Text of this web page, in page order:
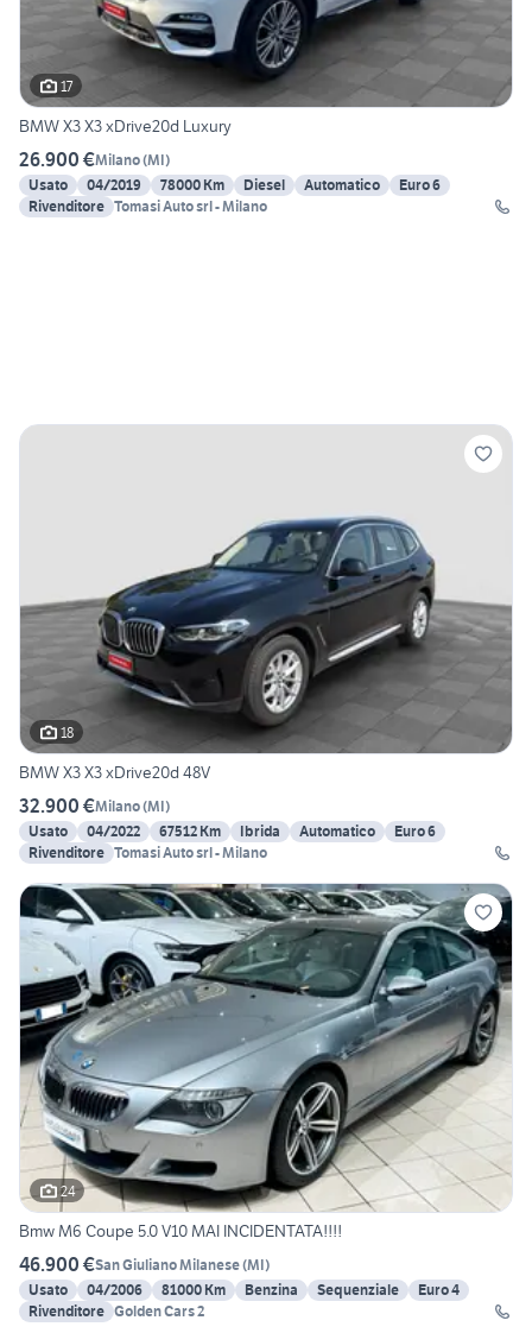
17
BMW X3 X3 xDrive20d Luxury
26.900 €Milano(MI)
Usato
04/2019 78000 Km Diesel Automatico
Euro 6
Rivenditore Tomasi Auto srl - Milano
18
BMW X3 X3 xDrive20d 48V
32.900 €Milano(MI)
Usato
04/2022 67512 Km Ibrida Automatico
Euro 6
Rivenditore Tomasi Auto srl - Milano
24
Bmw M6 Coupe 5.0 V10 MAI INCIDENTATA!!!!
46.900 €San Giuliano Milanese(MI)
Usato
04/2006 81000 Km Benzina Sequenziale
Euro 4
Rivenditore Golden Cars 2